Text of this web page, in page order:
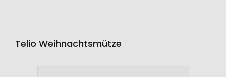
Telio Weihnachtsmütze